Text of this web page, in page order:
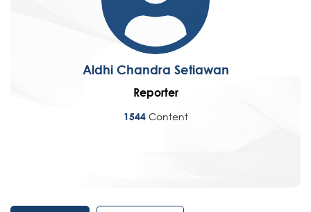
Aldhi Chandra Setiawan
Reporter
1544 Content